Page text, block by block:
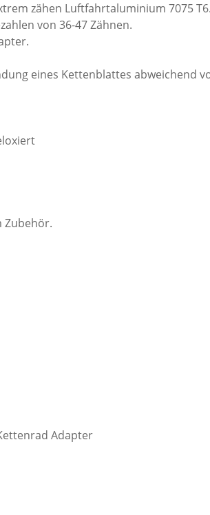
zähen Luftfahrtaluminium 7075 T6.
von 36-47 Zähnen.
eines Kettenblattes abweichend
Zubehör.